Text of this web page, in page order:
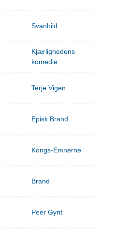
Svanhild
Kjærlighedens
komedie
Terje Vigen
Episk Brand
Kongs-Emnerne
Brand
Peer Gynt